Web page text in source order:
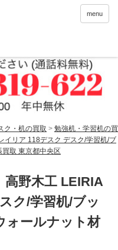
menu
ク・机の買取 > 勉強机・学習机の買
イリア 118デスク デスク/学習机/ブ
買取 東京都中央区
高野木工 LEIRIA
ク/学習机/ブッ
ォールナット材